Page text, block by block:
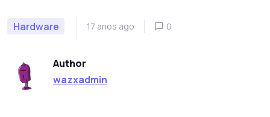
Hardware 17 anos ago 0
Author
wazxadmin